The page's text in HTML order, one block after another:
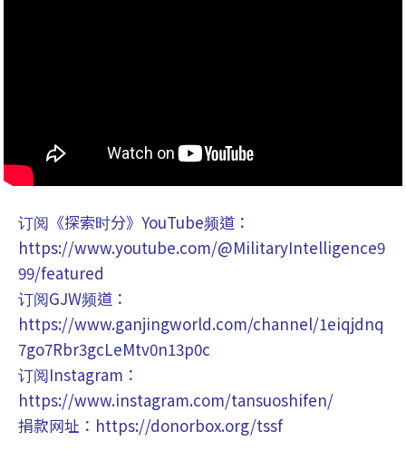
订阅《探索时分》YouTube频道：
https://www.youtube.com/@MilitaryIntelligence9
99/featured
订阅GJW频道：
https://www.ganjingworld.com/channel/1eiqjdnq
7go7Rbr3gcLeMtv0n13p0c
订阅Instagram：
https://www.instagram.com/tansuoshifen/
捐款网址：https://donorbox.org/tssf